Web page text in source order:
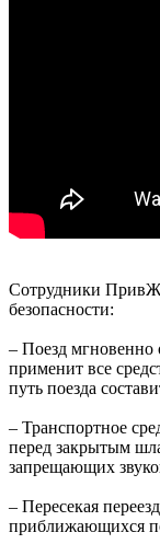
Сотрудники
безопасности:
– Поезд мгновенно
применит все
путь поезда
– Транспортное
перед закрытым
запрещающих
– Пересекая
приближающихся